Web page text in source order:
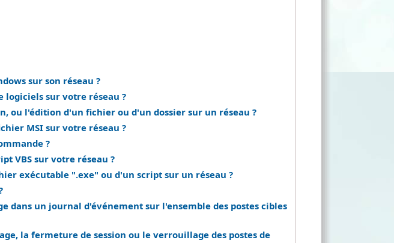
sur son réseau ?
logiciels sur votre réseau ?
ou l'édition d'un fichier ou d'un dossier sur un réseau ?
MSI sur votre réseau ?
?
VBS sur votre réseau ?
exécutable ".exe" ou d'un script sur un réseau ?
dans un journal d'événement sur l'ensemble des postes cibles
la fermeture de session ou le verrouillage des postes de